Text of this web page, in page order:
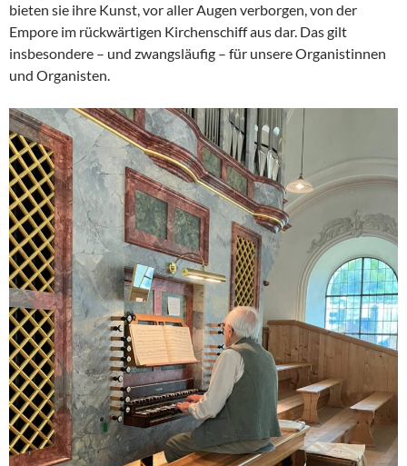
bieten sie ihre Kunst, vor aller Augen verborgen, von der
Empore im rückwärtigen Kirchenschiff aus dar. Das gilt
insbesondere – und zwangsläufig – für unsere Organistinnen
und Organisten.